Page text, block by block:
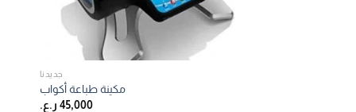
جديدنا
مكينة طباعة أكواب
45,000 ر.ع.